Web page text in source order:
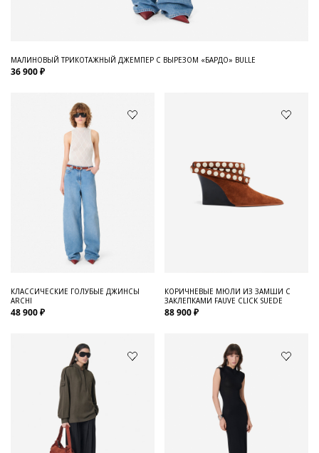
МАЛИНОВЫЙ ТРИКОТАЖНЫЙ ДЖЕМПЕР С ВЫРЕЗОМ «БАРДО» BULLE
36 900 ₽
КЛАССИЧЕСКИЕ ГОЛУБЫЕ ДЖИНСЫ
ARCHI
48 900 ₽
КОРИЧНЕВЫЕ МЮЛИ ИЗ ЗАМШИ С
ЗАКЛЕПКАМИ FAUVE CLICK SUEDE
88 900 ₽